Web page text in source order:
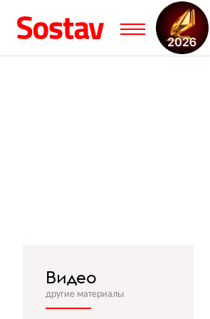
Видео
другие материалы